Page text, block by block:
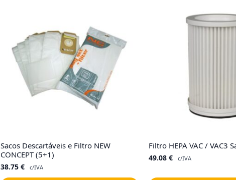
Sacos Descartáveis e Filtro NEW
CONCEPT (5+1)
38.75 € c/IVA
Filtro HEPA VAC / VAC3
49.08 € c/IVA